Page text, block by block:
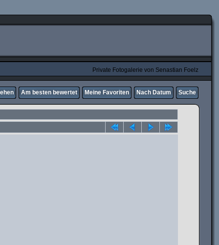
Private Fotogalerie von Senastian Foelz
Am besten bewertet Meine Favoriten Nach Datum Suche